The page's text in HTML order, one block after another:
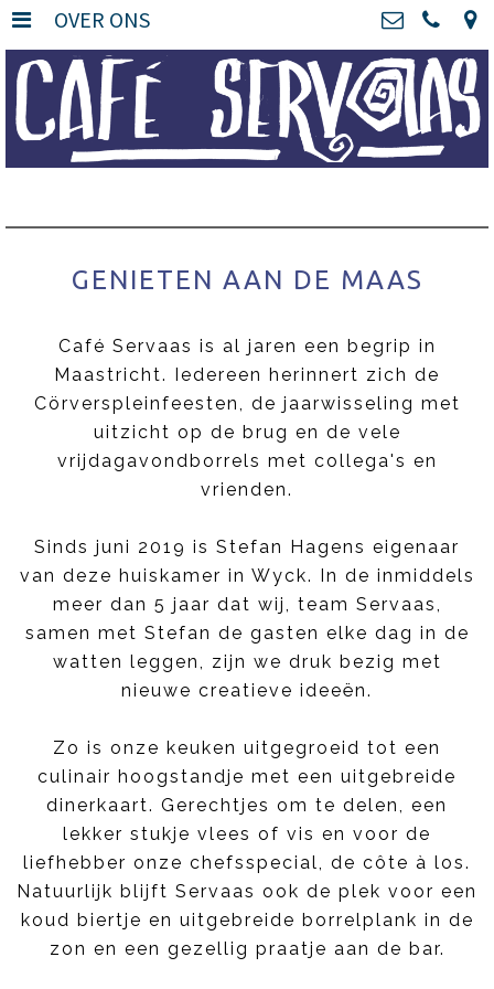
HOME >
OVER ONS
BISTRO SERVAAS >
INSTAGRAM >
CONTACT >
VACATURES >
Café Servaas
Cörversplein 10, 6221
EZ Maastricht
+31 (0) 43 321 7669
BTWnr: NL860075758B01
OVER ONS
GENIETEN AAN DE MAAS
Café Servaas is al jaren een begrip in
Maastricht. Iedereen herinnert zich de
Cörverspleinfeesten, de jaarwisseling met
uitzicht op de brug en de vele
vrijdagavondborrels met collega's en
vrienden.
Sinds juni 2019 is Stefan Hagens eigenaar
van deze huiskamer in Wyck. In de inmiddels
meer dan 5 jaar dat wij, team Servaas,
samen met Stefan de gasten elke dag in de
watten leggen, zijn we druk bezig met
nieuwe creatieve ideeën.
Zo is onze keuken uitgegroeid tot een
culinair hoogstandje met een uitgebreide
dinerkaart. Gerechtjes om te delen, een
lekker stukje vlees of vis en voor de
liefhebber onze chefsspecial, de côte à los.
Natuurlijk blijft Servaas ook de plek voor een
koud biertje en uitgebreide borrelplank in de
zon en een gezellig praatje aan de bar.